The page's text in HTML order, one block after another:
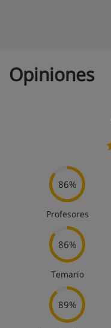
Opiniones
86%
Profesores
86%
Temario
89%